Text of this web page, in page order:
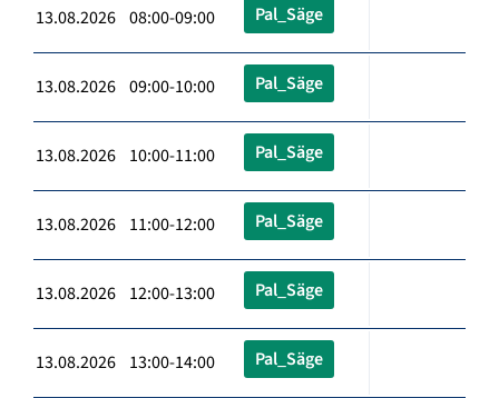
13.08.2026 08:00-09:00 Pal_Säge
13.08.2026 09:00-10:00 Pal_Säge
13.08.2026 10:00-11:00 Pal_Säge
13.08.2026 11:00-12:00 Pal_Säge
13.08.2026 12:00-13:00 Pal_Säge
13.08.2026 13:00-14:00 Pal_Säge